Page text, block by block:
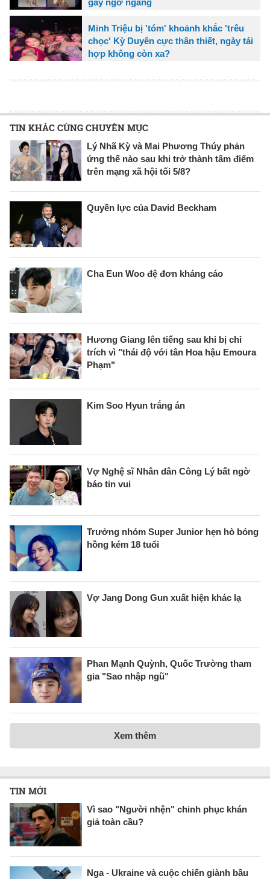
gây ngỡ ngàng
Minh Triệu bị 'tóm' khoảnh khắc 'trêu
chọc' Kỳ Duyên cực thân thiết, ngày tái
hợp không còn xa?
TIN KHÁC CÙNG CHUYÊN MỤC
Lý Nhã Kỳ và Mai Phương Thúy phản
ứng thế nào sau khi trở thành tâm điểm
trên mạng xã hội tối 5/8?
Quyền lực của David Beckham
Cha Eun Woo đệ đơn kháng cáo
Hương Giang lên tiếng sau khi bị chỉ
trích vì "thái độ với tân Hoa hậu Emoura
Phạm"
Kim Soo Hyun trắng án
Vợ Nghệ sĩ Nhân dân Công Lý bất ngờ
báo tin vui
Trưởng nhóm Super Junior hẹn hò bóng
hồng kém 18 tuổi
Vợ Jang Dong Gun xuất hiện khác lạ
Phan Mạnh Quỳnh, Quốc Trường tham
gia "Sao nhập ngũ"
Xem thêm
TIN MỚI
Vì sao "Người nhện" chinh phục khán
giả toàn cầu?
Nga - Ukraine và cuộc chiến giành bầu